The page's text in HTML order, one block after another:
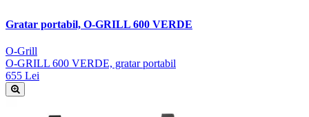
Gratar portabil, O-GRILL 600 VERDE
O-Grill
O-GRILL 600 VERDE, gratar portabil
655 Lei